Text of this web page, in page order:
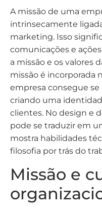
A missão de uma
intrinsecamente
marketing. Isso
comunicações e
a missão e os valores
missão é incorporada
empresa consegue
criando uma
clientes. No design e
pode se traduzir em
mostra habilidades
filosofia por trás do
Missão e